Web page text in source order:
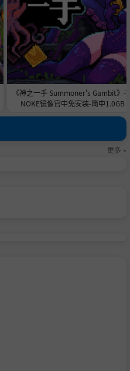
《神之一手 Summoner's Gambit》-
NOKE镜像官中免安装-简中1.0GB
更多 »